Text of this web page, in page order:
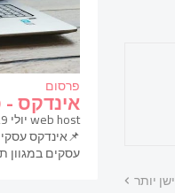
ישן יותר
פרסום
אינדקס
web hostיולי 29, 2022
📌אינדקס
עסקים במגוון